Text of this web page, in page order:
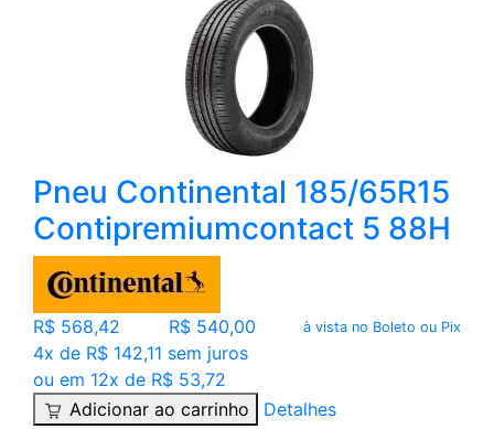
Pneu Continental 185/65R15
Contipremiumcontact 5 88H
R$ 568,42 R$ 540,00 à vista no Boleto ou Pix
4x de R$ 142,11 sem juros
ou em 12x de R$ 53,72
Adicionar ao carrinho
Detalhes